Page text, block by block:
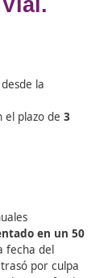
tiene derecho a
que refleje el
historial es
el cálculo de
web.